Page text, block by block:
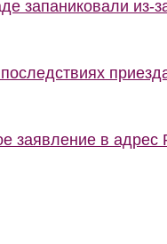
запаниковали из-
заявление в адрес